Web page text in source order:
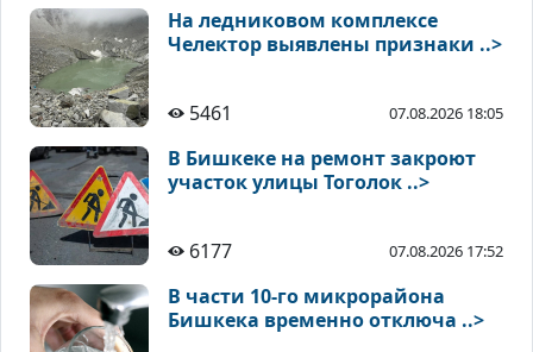
На ледниковом комплексе
Челектор выявлены признаки ..>
5461 07.08.2026 18:05
В Бишкеке на ремонт закроют
участок улицы Тоголок ..>
6177 07.08.2026 17:52
В части 10-го микрорайона
Бишкека временно отключа ..>